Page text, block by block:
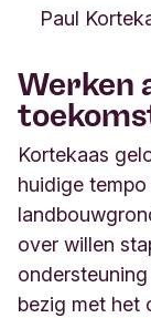
Paul
Werken
Kortekaas
huidige
over willen
bezig met het